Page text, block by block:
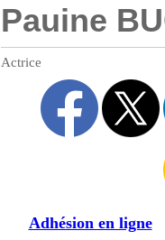
Pauine
Actrice
Adhésion en ligne